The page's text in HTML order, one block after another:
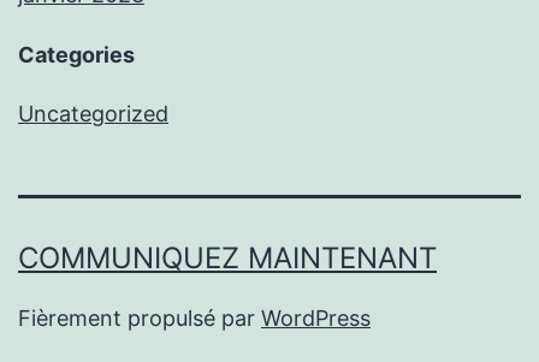
Categories
Uncategorized
COMMUNIQUEZ MAINTENANT
Fièrement propulsé par WordPress